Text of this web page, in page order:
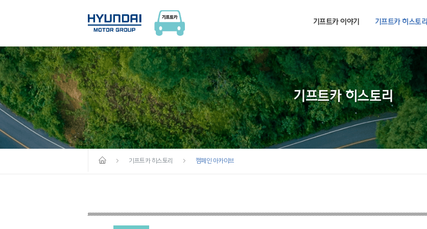
기프트카 이야기 기프트카 히스토리
기프트카 히스토리
기프트카 히스토리 캠페인 아카이브